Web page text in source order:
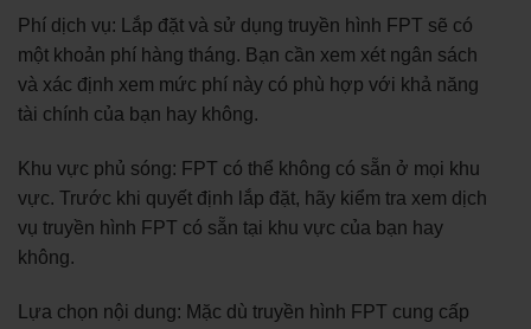
Phí dịch vụ: Lắp đặt và sử dụng truyền hình FPT sẽ có
một khoản phí hàng tháng. Bạn cần xem xét ngân sách
và xác định xem mức phí này có phù hợp với khả năng
tài chính của bạn hay không.
Khu vực phủ sóng: FPT có thể không có sẵn ở mọi khu
vực. Trước khi quyết định lắp đặt, hãy kiểm tra xem dịch
vụ truyền hình FPT có sẵn tại khu vực của bạn hay
không.
Lựa chọn nội dung: Mặc dù truyền hình FPT cung cấp